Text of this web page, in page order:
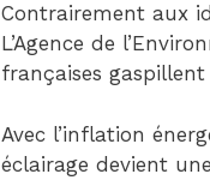
Contrairement aux
L’Agence de
françaises gaspillent
Avec l’inflation
éclairage devient